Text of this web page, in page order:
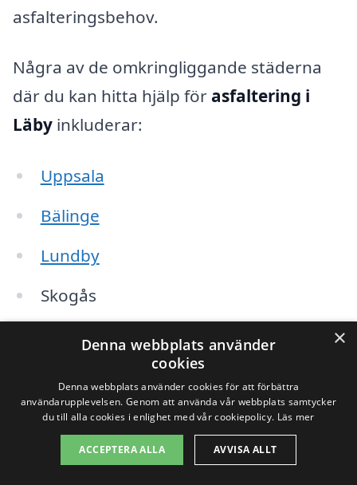
asfalteringsbehov.
Några av de omkringliggande städerna
där du kan hitta hjälp för asfaltering i
Läby inkluderar:
Uppsala
Bälinge
Lundby
Skogås
Knivsta
Sigtuna
Vaksala
×
Denna webbplats använder
cookies
Denna webbplats använder cookies för att förbättra
användarupplevelsen. Genom att använda vår webbplats samtycker
du till alla cookies i enlighet med vår cookiepolicy. Läs mer
ACCEPTERA ALLA AVVISA ALLT